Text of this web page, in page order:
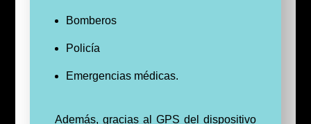
Bomberos
Policía
Emergencias médicas.
Además, gracias al GPS del dispositivo